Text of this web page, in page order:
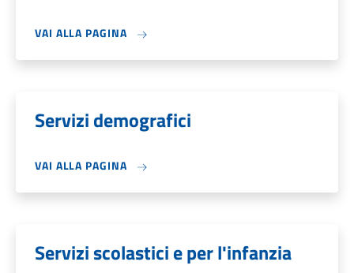
VAI ALLA PAGINA
Servizi demografici
VAI ALLA PAGINA
Servizi scolastici e per l'infanzia